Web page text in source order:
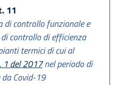
11
controllo funzionale e
controllo di efficienza
termici di cui al
1 del 2017nel periodo di
Covid-19